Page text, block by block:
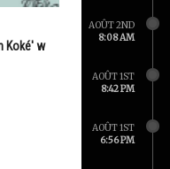
Koké' w
AOÛT 2ND
8:08 AM
AOÛT 1ST
8:42 PM
AOÛT 1ST
6:56 PM